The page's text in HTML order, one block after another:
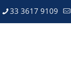
33 3617 9109